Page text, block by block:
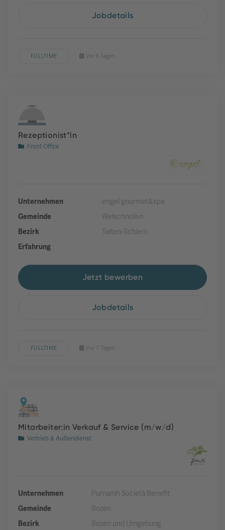
Jobdetails
FULLTIME Vor 6 Tagen
Rezeptionist*in
Front Office
Unternehmen
engel gourmet&spa
Gemeinde
Welschnofen
Bezirk
Salten-Schlern
Erfahrung
Jetzt bewerben
Jobdetails
FULLTIME Vor 7 Tagen
Mitarbeiter:in Verkauf & Service (m/w/d)
Vertrieb & Außendienst
Unternehmen
Purnamh Società Benefit
Gemeinde
Bozen
Bezirk
Bozen und Umgebung